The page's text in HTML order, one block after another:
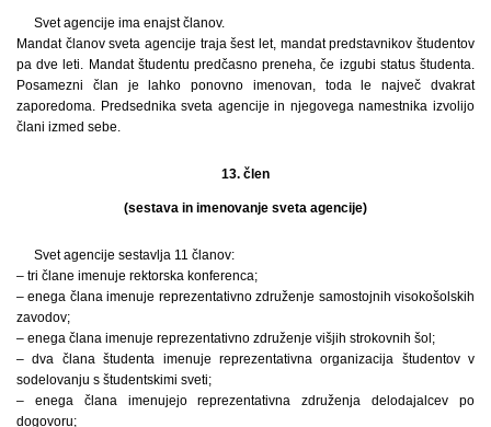
Svet agencije ima enajst članov.
Mandat članov sveta agencije traja šest let, mandat predstavnikov študentov
pa dve leti. Mandat študentu predčasno preneha, če izgubi status študenta.
Posamezni član je lahko ponovno imenovan, toda le največ dvakrat
zaporedoma. Predsednika sveta agencije in njegovega namestnika izvolijo
člani izmed sebe.
13. člen
(sestava in imenovanje sveta agencije)
Svet agencije sestavlja 11 članov:
– tri člane imenuje rektorska konferenca;
– enega člana imenuje reprezentativno združenje samostojnih visokošolskih
zavodov;
– enega člana imenuje reprezentativno združenje višjih strokovnih šol;
– dva člana študenta imenuje reprezentativna organizacija študentov v
sodelovanju s študentskimi sveti;
– enega člana imenujejo reprezentativna združenja delodajalcev po
dogovoru;